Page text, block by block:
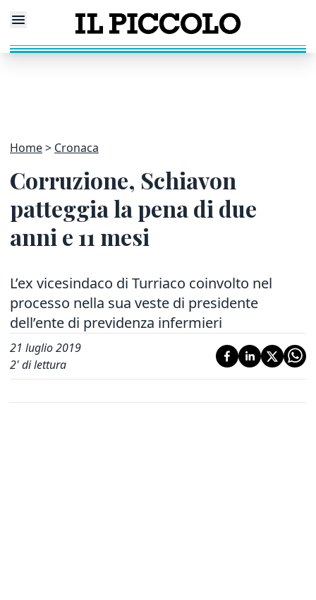
Home Cronaca
Corruzione, Schiavon
patteggia la pena di due
anni e 11 mesi
L’ex vicesindaco di Turriaco coinvolto nel
processo nella sua veste di presidente
dell’ente di previdenza infermieri
21 luglio 2019
2' di lettura